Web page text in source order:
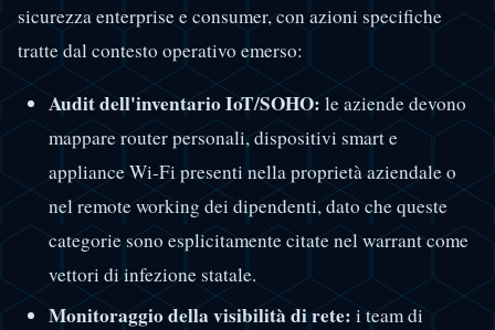
sicurezza enterprise e consumer, con azioni specifiche
tratte dal contesto operativo emerso:
Audit dell'inventario IoT/SOHO:le aziende devono
mappare router personali, dispositivi smart e
appliance Wi-Fi presenti nella proprietà aziendale o
nel remote working dei dipendenti, dato che queste
categorie sono esplicitamente citate nel warrant come
vettori di infezione statale.
Monitoraggio della visibilità di rete: i team di